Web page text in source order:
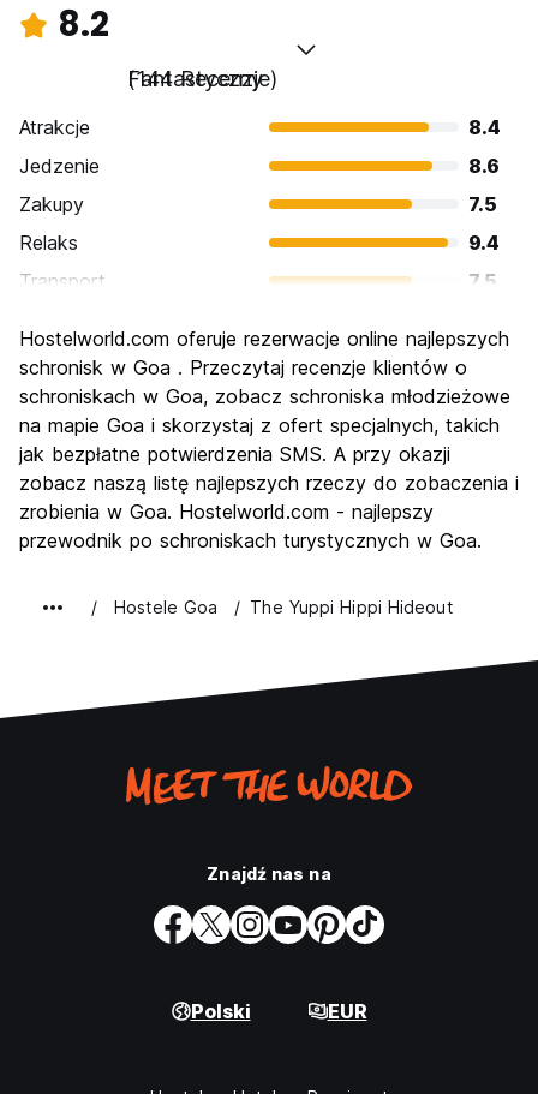
8.2
Fantastyczny
(144 Recenzje)
Atrakcje
8.4
Jedzenie
8.6
Zakupy
7.5
Relaks
9.4
Transport
7.5
Kultura
Imprezy
8.7
Najlepsza wartość
8.3
Hostelworld.com oferuje rezerwacje online najlepszych
schronisk w Goa . Przeczytaj recenzje klientów o
schroniskach w Goa, zobacz schroniska młodzieżowe
na mapie Goa i skorzystaj z ofert specjalnych, takich
jak bezpłatne potwierdzenia SMS. A przy okazji
zobacz naszą listę najlepszych rzeczy do zobaczenia i
zrobienia w Goa. Hostelworld.com - najlepszy
przewodnik po schroniskach turystycznych w Goa.
Hostele Goa The Yuppi Hippi Hideout
Znajdź nas na
Polski EUR